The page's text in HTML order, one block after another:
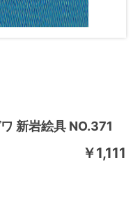
新岩絵具 NO.371
￥1,111